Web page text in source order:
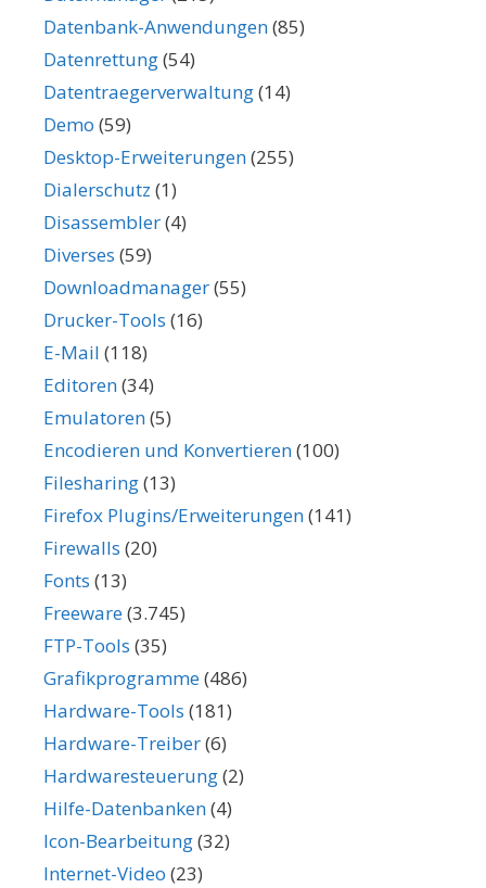
Datenbank-Anwendungen(85)
Datenrettung(54)
Datentraegerverwaltung(14)
Demo (59)
Desktop-Erweiterungen(255)
Dialerschutz (1)
Disassembler(4)
Diverses (59)
Downloadmanager(55)
Drucker-Tools (16)
E-Mail (118)
Editoren(34)
Emulatoren(5)
Encodieren und Konvertieren(100)
Filesharing(13)
Firefox Plugins/Erweiterungen(141)
Firewalls (20)
Fonts (13)
Freeware(3.745)
FTP-Tools (35)
Grafikprogramme(486)
Hardware-Tools (181)
Hardware-Treiber(6)
Hardwaresteuerung(2)
Hilfe-Datenbanken(4)
Icon-Bearbeitung(32)
Internet-Video (23)